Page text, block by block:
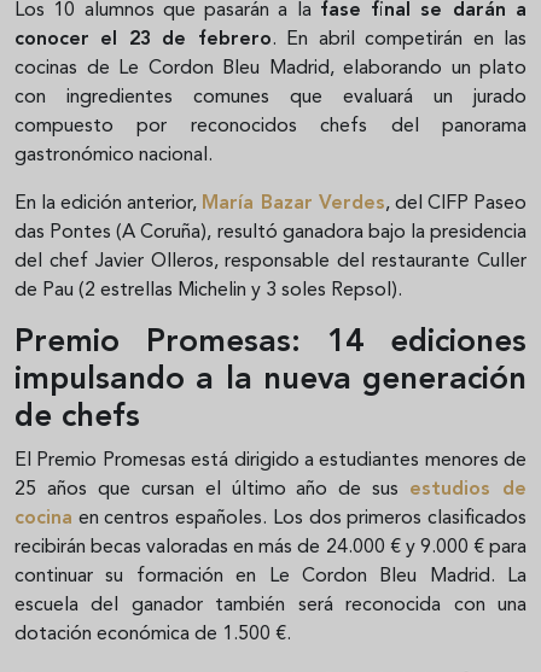
Los 10 alumnos que pasarán a la fase final se darán a
conocer el 23 de febrero. En abril competirán en las
cocinas de Le Cordon Bleu Madrid, elaborando un plato
con ingredientes comunes que evaluará un jurado
compuesto por reconocidos chefs del panorama
gastronómico nacional.
En la edición anterior, María Bazar Verdes, del CIFP Paseo
das Pontes (A Coruña), resultó ganadora bajo la presidencia
del chef Javier Olleros, responsable del restaurante Culler
de Pau (2 estrellas Michelin y 3 soles Repsol).
Premio Promesas: 14 ediciones
impulsando a la nueva generación
de chefs
El Premio Promesas está dirigido a estudiantes menores de
25 años que cursan el último año de sus estudios de
cocina en centros españoles. Los dos primeros clasificados
recibirán becas valoradas en más de 24.000 € y 9.000 € para
continuar su formación en Le Cordon Bleu Madrid. La
escuela del ganador también será reconocida con una
dotación económica de 1.500 €.